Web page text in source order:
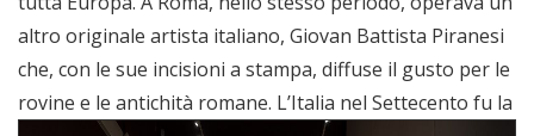
altro originale artista italiano, Giovan Battista Piranesi
che, con le sue incisioni a stampa, diffuse il gusto per le
rovine e le antichità romane. L’Italia nel Settecento fu la